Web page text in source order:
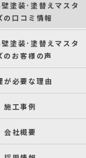
塗装･塗替えマスタ
の口コミ情報
塗装･塗替えマスタ
のお客様の声
が必要な理由
施工事例
会社概要